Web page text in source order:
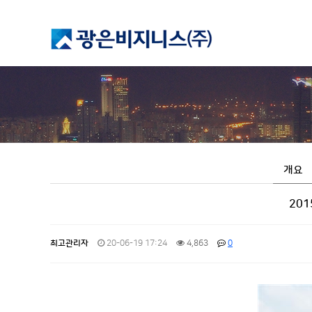
개요
최고관리자 20-06-19 17:24 4,863 0